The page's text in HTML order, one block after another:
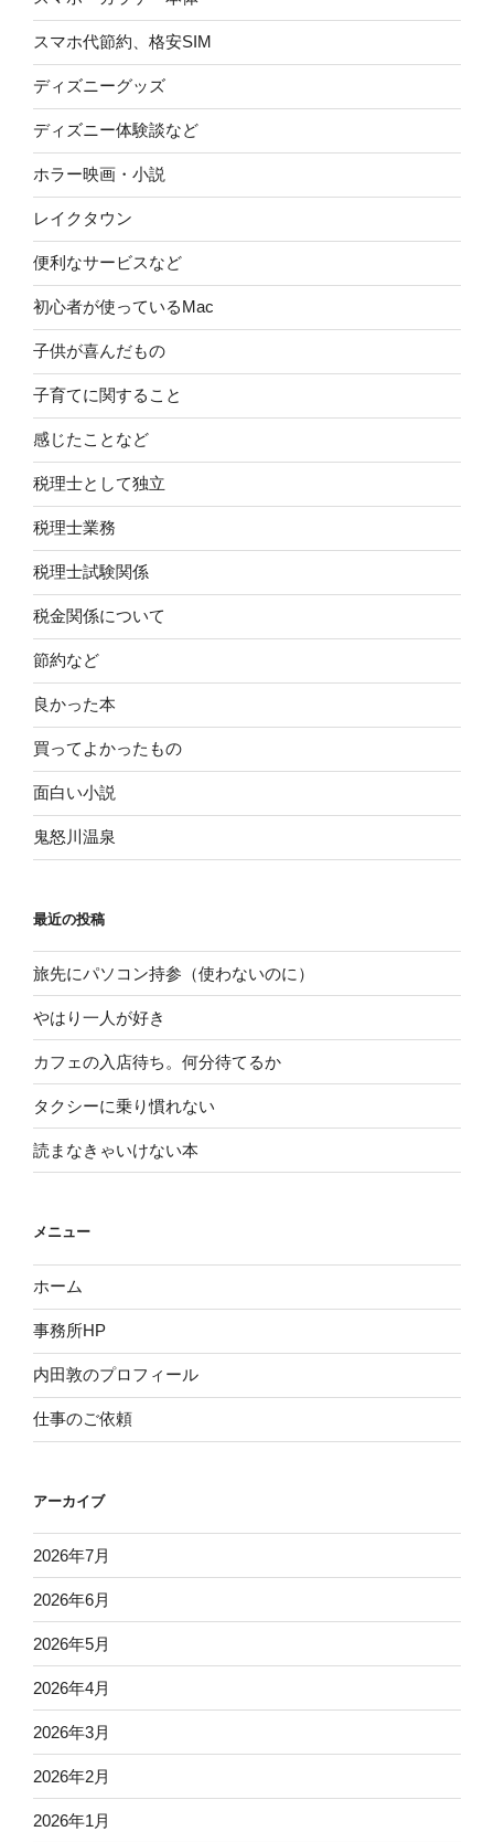
スマホ代節約、格安SIM
ディズニーグッズ
ディズニー体験談など
ホラー映画・小説
レイクタウン
便利なサービスなど
初心者が使っているMac
子供が喜んだもの
子育てに関すること
感じたことなど
税理士として独立
税理士業務
税理士試験関係
税金関係について
節約など
良かった本
買ってよかったもの
面白い小説
鬼怒川温泉
最近の投稿
旅先にパソコン持参（使わないのに）
やはり一人が好き
カフェの入店待ち。何分待てるか
タクシーに乗り慣れない
読まなきゃいけない本
メニュー
ホーム
事務所HP
内田敦のプロフィール
仕事のご依頼
アーカイブ
2026年7月
2026年6月
2026年5月
2026年4月
2026年3月
2026年2月
2026年1月